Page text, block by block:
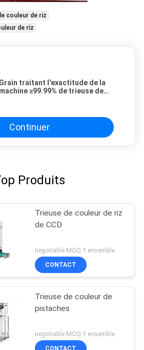
couleur de riz
de riz
Grain traitant l'exactitude de la
machine ≥99.99% de trieuse de
Continuer
Produits
Trieuse de couleur de riz
de CCD
negotiable MOQ:1 ensemble
CONTACT
Trieuse de couleur de
pistaches
negotiable MOQ:1 ensemble
CONTACT